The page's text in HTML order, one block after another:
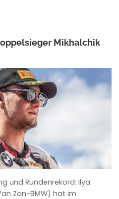
Mikhalchik
und Rundenrekord: Ilya
Zon-BMW) hat im